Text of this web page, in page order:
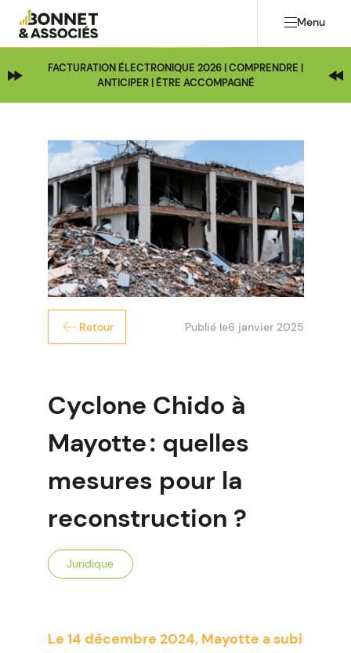
Menu
FACTURATION ÉLECTRONIQUE 2026 | COMPRENDRE |
ANTICIPER | ÊTRE ACCOMPAGNÉ
Retour Publié le6 janvier 2025
Cyclone Chido à
Mayotte : quelles
mesures pour la
reconstruction ?
Juridique
Le 14 décembre 2024, Mayotte a subi